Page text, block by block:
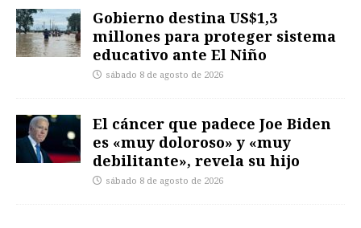
Gobierno destina US$1,3
millones para proteger sistema
educativo ante El Niño
sábado 8 de agosto de 2026
El cáncer que padece Joe Biden
es «muy doloroso» y «muy
debilitante», revela su hijo
sábado 8 de agosto de 2026